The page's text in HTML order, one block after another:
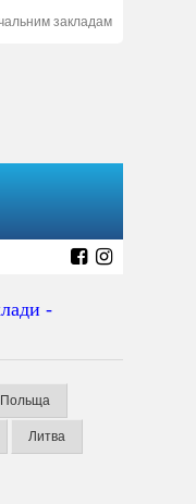
закладам
-
Польща
Литва